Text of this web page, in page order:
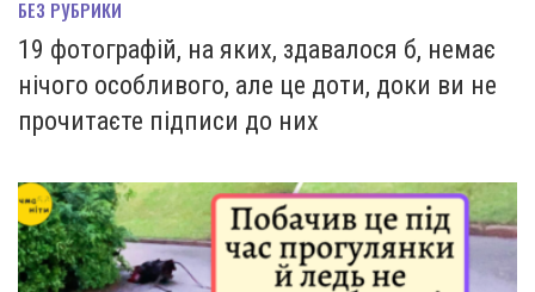
БЕЗ РУБРИКИ
19 фотографій, на яких, здавалося б, немає
нічого особливого, але це доти, доки ви не
прочитаєте підписи до них